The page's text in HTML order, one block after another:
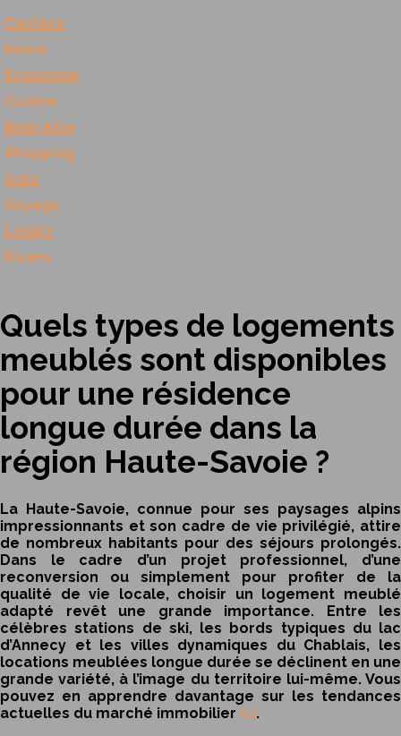
Carrière
Immo
Economie
Cuisine
Bien-être
Shopping
Auto
Voyage
Loisirs
Divers
Quels types de logements
meublés sont disponibles
pour une résidence
longue durée dans la
région Haute-Savoie ?
La Haute-Savoie, connue pour ses paysages alpins
impressionnants et son cadre de vie privilégié, attire
de nombreux habitants pour des séjours prolongés.
Dans le cadre d’un projet professionnel, d’une
reconversion ou simplement pour profiter de la
qualité de vie locale, choisir un logement meublé
adapté revêt une grande importance. Entre les
célèbres stations de ski, les bords typiques du lac
d’Annecy et les villes dynamiques du Chablais, les
locations meublées longue durée se déclinent en une
grande variété, à l’image du territoire lui-même. Vous
pouvez en apprendre davantage sur les tendances
actuelles du marché immobilier ici.